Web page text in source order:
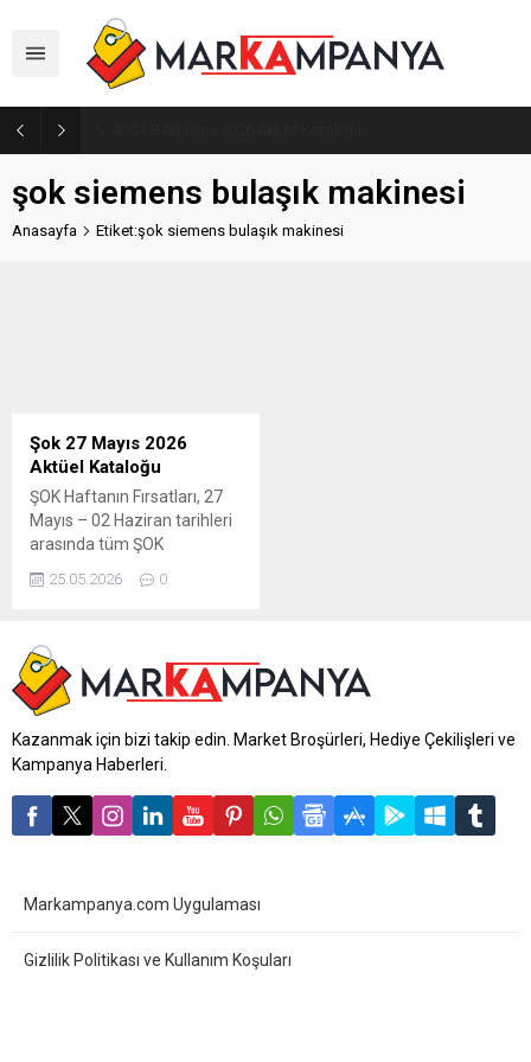
şok siemens bulaşık makinesi
Anasayfa Etiket:şok siemens bulaşık makinesi
Şok 27 Mayıs 2026
Aktüel Kataloğu
ŞOK Haftanın Fırsatları, 27
Mayıs – 02 Haziran tarihleri
arasında tüm ŞOK
ürünler broşürü 6 sayfadan
kataloğunda bu hafta;
beyaz eşya, teknoloji, bahçe
mobilyası, elektrikli aletler ve
ev tekstilinde dev indirimler
var! Bu haftaki katalogda
yer alan ürünlerin...
25.05.2026 0
Kazanmak için bizi takip edin. Market Broşürleri, Hediye Çekilişleri ve
Kampanya Haberleri.
Markampanya.com Uygulaması
Gizlilik Politikası ve Kullanım Koşuları